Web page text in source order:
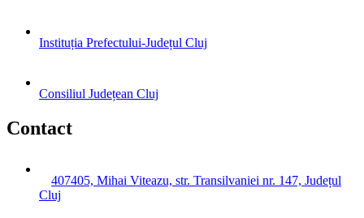
Instituția Prefectului-Județul Cluj
Consiliul Județean Cluj
Contact
407405, Mihai Viteazu, str. Transilvaniei nr. 147, Județul
Cluj